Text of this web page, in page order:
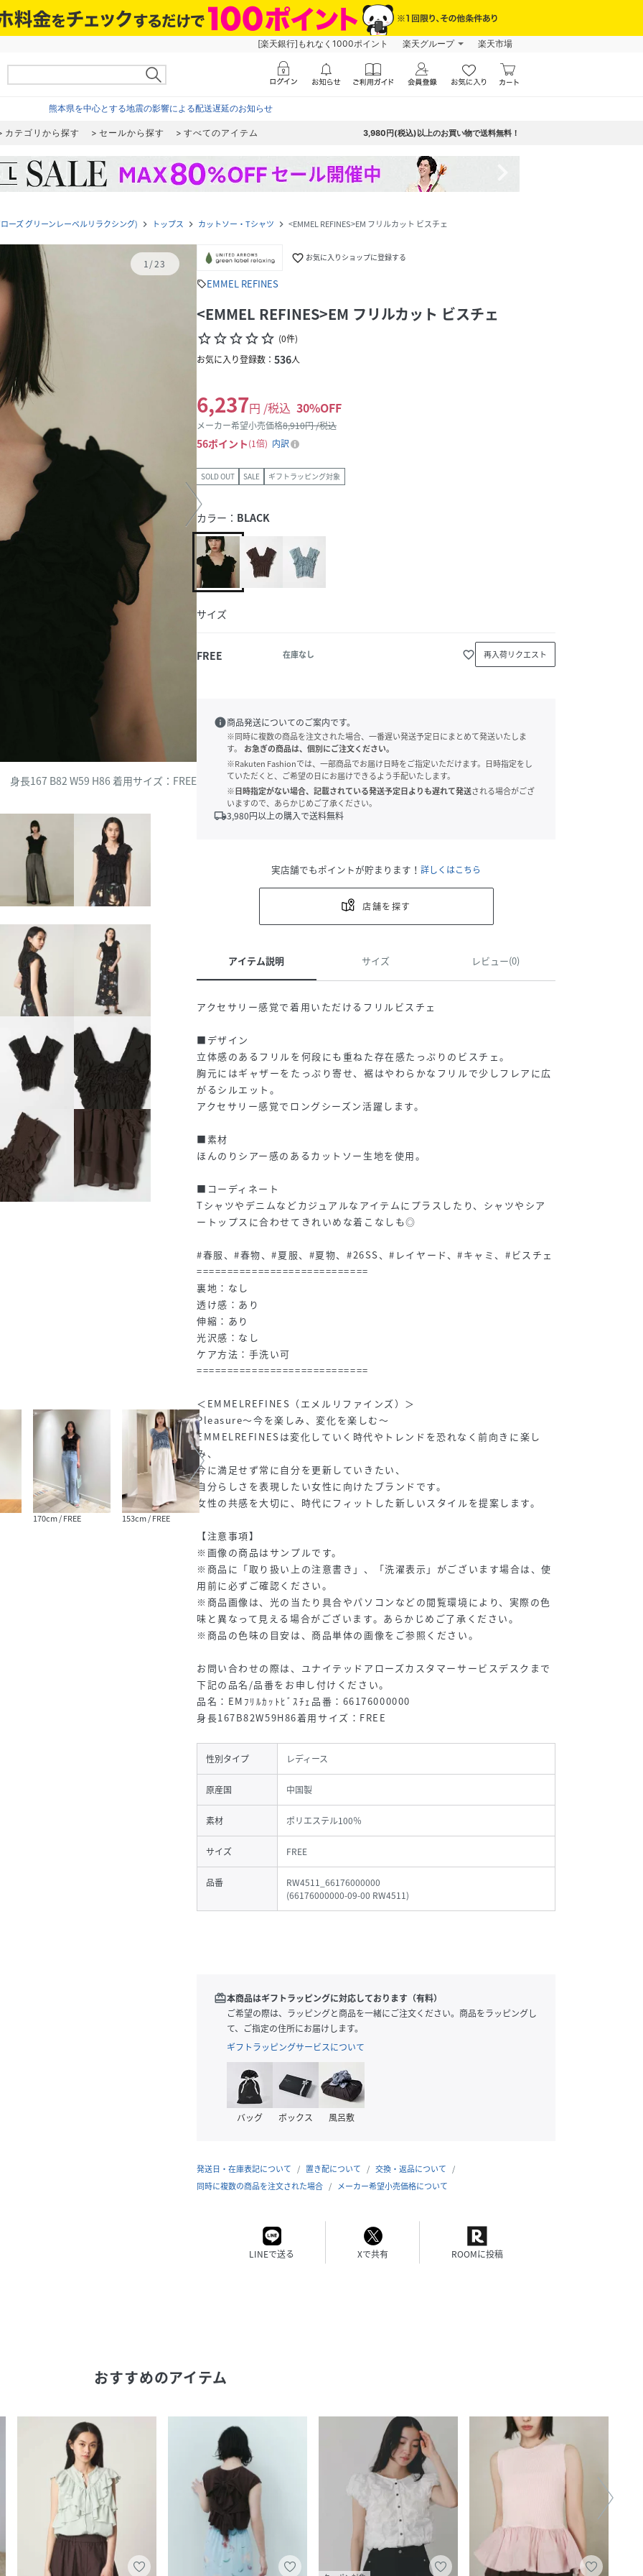
[楽天銀行]もれなく1000ポイント 楽天グループ 楽天市場
熊本県を中心とする地震の影響による配送遅延のお知らせ
カテゴリから探す セールから探す すべてのアイテム 3,980円(税込)以上のお買い物で送料無料！
ーズ グリーンレーベルリラクシング) navigate_next トップス navigate_next カットソー・Tシャツ navigate_next <EMMEL REFINES>EM フリルカット ビスチェ
1/23
身長167 B82 W59 H86 着用サイズ：FREE
170cm / FREE 153cm / FREE
favorite_border お気に入りショップに登録する
sellEMMEL REFINES
<EMMEL REFINES>EM フリルカット ビスチェ
star_borderstar_borderstar_borderstar_borderstar_border (0件)
お気に入り登録数： 536人
6,237円 /税込 30%OFF
メーカー希望小売価格8,910円 /税込
56ポイント 1倍 内訳
SOLD OUT SALE ギフトラッピング対象
カラー： BLACK
サイズ
FREE 在庫なし favorite_border 再入荷リクエスト
info商品発送についてのご案内です。
※同時に複数の商品を注文された場合、一番遅い発送予定日にまとめて発送いたしま
す。
お急ぎの商品は、個別にご注文ください。
※Rakuten Fashionでは、一部商品でお届け日時をご指定いただけます。日時指定をし
ていただくと、ご希望の日にお届けできるよう手配いたします。
※日時指定がない場合、記載されている発送予定日よりも遅れて発送される場合がござ
いますので、あらかじめご了承ください。
local_shipping3,980円以上の購入で送料無料
実店舗でもポイントが貯まります！ 詳しくはこちら
店舗を探す
アイテム説明 サイズ レビュー(0)
アクセサリー感覚で着用いただけるフリルビスチェ
■デザイン
立体感のあるフリルを何段にも重ねた存在感たっぷりのビスチェ。
胸元にはギャザーをたっぷり寄せ、裾はやわらかなフリルで少しフレアに広
がるシルエット。
アクセサリー感覚でロングシーズン活躍します。
■素材
ほんのりシアー感のあるカットソー生地を使用。
■コーディネート
Tシャツやデニムなどカジュアルなアイテムにプラスしたり、シャツやシア
ートップスに合わせてきれいめな着こなしも◎
#春服、#春物、#夏服、#夏物、#26SS、#レイヤード、#キャミ、#ビスチェ
============================
裏地：なし
透け感：あり
伸縮：あり
光沢感：なし
ケア方法：手洗い可
============================
＜EMMELREFINES（エメルリファインズ）＞
Pleasure～今を楽しみ、変化を楽しむ～
EMMELREFINESは変化していく時代やトレンドを恐れなく前向きに楽し
み、
今に満足せず常に自分を更新していきたい、
自分らしさを表現したい女性に向けたブランドです。
女性の共感を大切に、時代にフィットした新しいスタイルを提案します。
【注意事項】
※画像の商品はサンプルです。
※商品に「取り扱い上の注意書き」、「洗濯表示」がございます場合は、使
用前に必ずご確認ください。
※商品画像は、光の当たり具合やパソコンなどの閲覧環境により、実際の色
味と異なって見える場合がございます。あらかじめご了承ください。
※商品の色味の目安は、商品単体の画像をご参照ください。
お問い合わせの際は、ユナイテッドアローズカスタマーサービスデスクまで
下記の品名/品番をお申し付けください。
品名：EMﾌﾘﾙｶｯﾄﾋﾞｽﾁｪ品番：66176000000
身長167B82W59H86着用サイズ：FREE
性別タイプ レディース
原産国 中国製
素材 ポリエステル100％
サイズ FREE
品番
RW4511_66176000000
(66176000000-09-00 RW4511)
redeem本商品はギフトラッピングに対応しております（有料）
ご希望の際は、ラッピングと商品を一緒にご注文ください。商品をラッピングし
て、ご指定の住所にお届けします。
ギフトラッピングサービスについて
バッグ ボックス 風呂敷
発送日・在庫表記について 置き配について
交換・返品について
同時に複数の商品を注文された場合
メーカー希望小売価格について
LINEで送る Xで共有 ROOMに投稿
おすすめのアイテム